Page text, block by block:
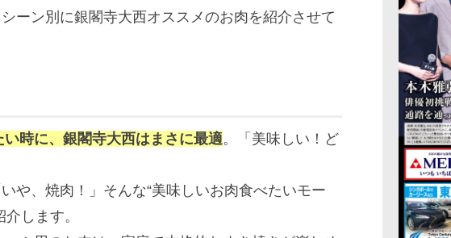
ーン別に銀閣寺大西オススメのお肉を紹介させて
時に、銀閣寺大西はまさに最適。「美味しい！ど
や、焼肉！」そんな“美味しいお肉食べたいモー
します。